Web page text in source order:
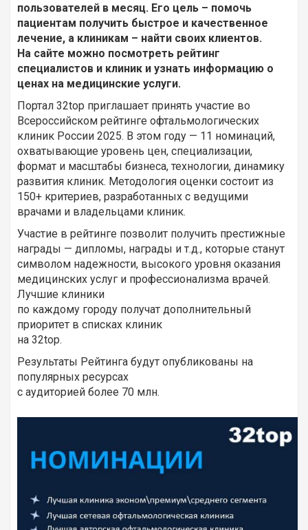
пользователей в месяц. Его цель – помочь
пациентам получить быстрое и качественное
лечение, а клиникам – найти своих клиентов.
На сайте можно посмотреть рейтинг
специалистов и клиник и узнать информацию о
ценах на медицинские услуги.
Портал 32top приглашает принять участие во
Всероссийском рейтинге офтальмологических
клиник России 2025. В этом году — 11 номинаций,
охватывающие уровень цен, специализации,
формат и масштабы бизнеса, технологии, динамику
развития клиник. Методология оценки состоит из
150+ критериев, разработанных с ведущими
врачами и владельцами клиник.
Участие в рейтинге позволит получить престижные
награды — дипломы, награды и т.д., которые станут
символом надежности, высокого уровня оказания
медицинских услуг и профессионализма врачей.
Лучшие клиники
по каждому городу получат дополнительный
приоритет в списках клиник
на 32top.
Результаты Рейтинга будут опубликованы на
популярных ресурсах
c аудиторией более 70 млн.